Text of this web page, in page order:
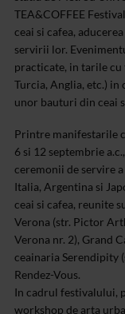
TEA&COFFEE
ceai si cafea,
servirii lor.
practicate, in tarile cu
Turcia, Anglia, etc.) in
unor bauturi din ceai
Printre manifestarile
6 si 12 septembrie
ceremonii de servire
Italia, Argentina si
ceai si cafea, reunite
Verona (str. Pictor
Verona nr. 2), Grand
ceainaria Serendipity
Rendez-Vous.
In cadrul festivalului,
workshop de arta